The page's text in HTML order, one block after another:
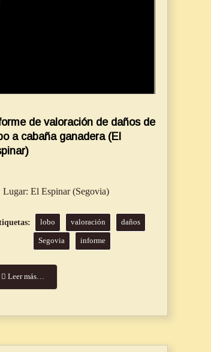
de valoración de daños de
a cabaña ganadera (El
Lugar: El Espinar (Segovia)
lobo valoración daños
Segovia informe
Leer más…